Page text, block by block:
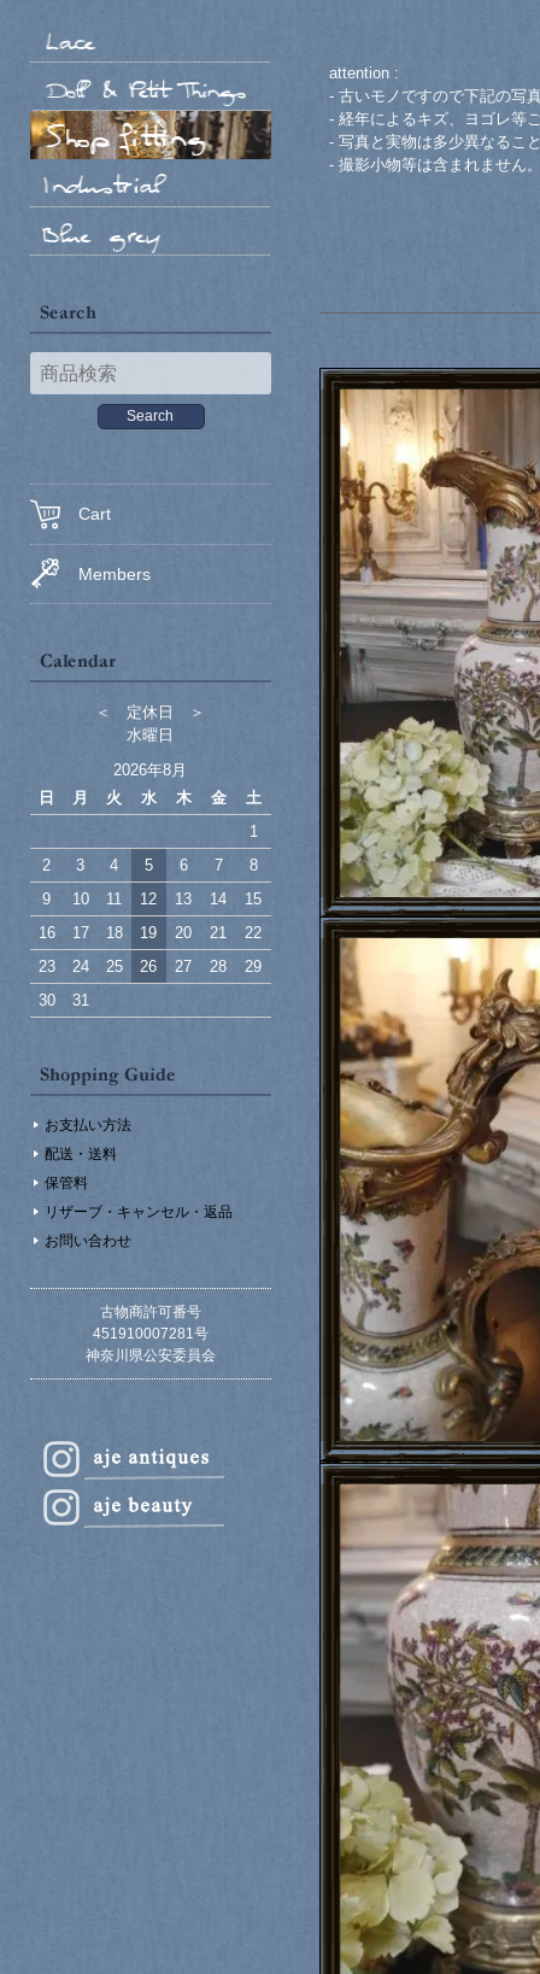
Cart
Members
＜ 定休日 ＞
水曜日
2026年8月
日
月 火 水 木 金
土
1
2
3 4 5 6 7
8
9
10 11 12 13 14
15
16
17 18 19 20 21
22
23
24 25 26 27 28
29
30
31
お支払い方法
配送・送料
保管料
リザーブ・キャンセル・返品
お問い合わせ
古物商許可番号
451910007281号
神奈川県公安委員会
attention :
- 古いモノですので下記の写
- 経年によるキズ、ヨゴレ等
- 写真と実物は多少異なるこ
- 撮影小物等は含まれません